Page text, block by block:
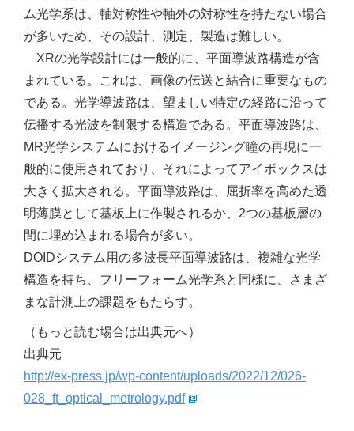
ム光学系は、軸対称性や軸外の対称性を持たない場合
が多いため、その設計、測定、製造は難しい。
XRの光学設計には一般的に、平面導波路構造が含
まれている。これは、画像の伝送と結合に重要なもの
である。光学導波路は、望ましい特定の経路に沿って
伝播する光波を制限する構造である。平面導波路は、
MR光学システムにおけるイメージング瞳の再現に一
般的に使用されており、それによってアイボックスは
大きく拡大される。平面導波路は、屈折率を高めた透
明薄膜として基板上に作製されるか、2つの基板層の
間に埋め込まれる場合が多い。
DOIDシステム用の多波長平面導波路は、複雑な光学
構造を持ち、フリーフォーム光学系と同様に、さまざ
まな計測上の課題をもたらす。
（もっと読む場合は出典元へ）
出典元
http://ex-press.jp/wp-content/uploads/2022/12/026-
028_ft_optical_metrology.pdf